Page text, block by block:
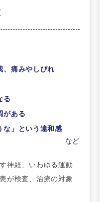
、痛みやしびれ
る
がある
な」という違和感
など
神経、いわゆる運動
が検査、治療の対象